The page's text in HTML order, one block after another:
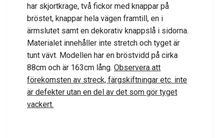
har skjortkrage, två fickor med knappar på
bröstet, knappar hela vägen framtill, en i
ärmslutet samt en dekorativ knappslå i sidorna.
Materialet innehåller inte stretch och tyget är
tunt vävt. Modellen har en bröstvidd på cirka
88cm och är 163cm lång. Observera att
förekomsten av streck, färgskiftningar etc. inte
är defekter utan en del av det som gör tyget
vackert.